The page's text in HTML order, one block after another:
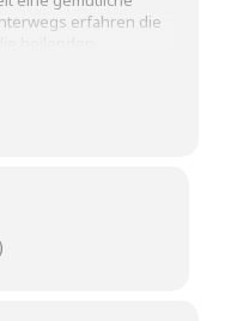
erfahren die
traditionelle
der Natur.
zurück zur
nach Obereggen.
| Rückkehr: 15